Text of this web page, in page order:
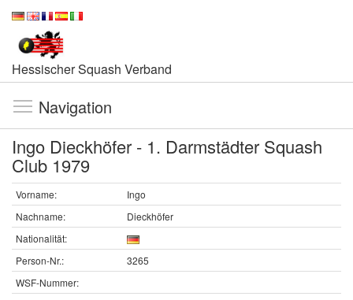
Hessischer Squash Verband
Navigation
Ingo Dieckhöfer - 1. Darmstädter Squash
Club 1979
Vorname:
Ingo
Nachname:
Dieckhöfer
Nationalität:
Person-Nr.:
3265
WSF-Nummer: